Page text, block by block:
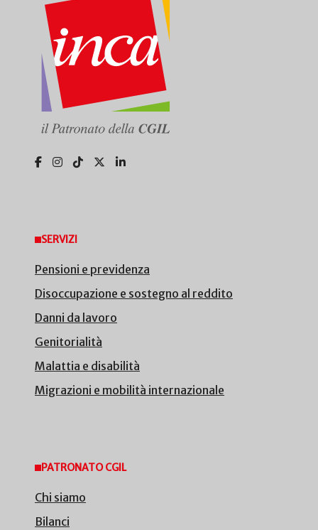
SERVIZI
Pensioni e previdenza
Disoccupazione e sostegno al reddito
Danni da lavoro
Genitorialità
Malattia e disabilità
Migrazioni e mobilità internazionale
PATRONATO CGIL
Chi siamo
Bilanci